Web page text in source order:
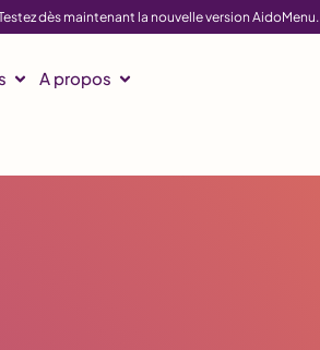
dès maintenant la nouvelle version AidoMenu.
A propos